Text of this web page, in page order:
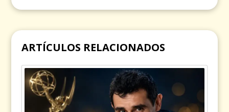
ARTÍCULOS RELACIONADOS